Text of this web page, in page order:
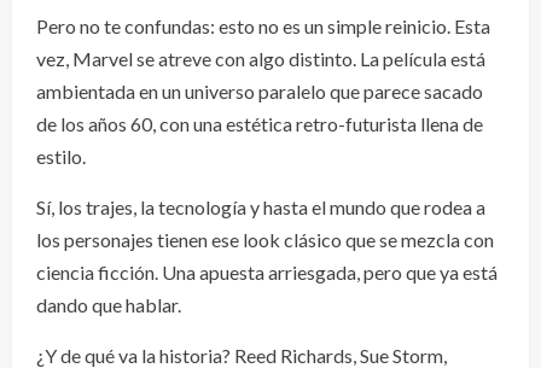
Pero no te confundas: esto no es un simple reinicio. Esta
vez, Marvel se atreve con algo distinto. La película está
ambientada en un universo paralelo que parece sacado
de los años 60, con una estética retro-futurista llena de
estilo.
Sí, los trajes, la tecnología y hasta el mundo que rodea a
los personajes tienen ese look clásico que se mezcla con
ciencia ficción. Una apuesta arriesgada, pero que ya está
dando que hablar.
¿Y de qué va la historia? Reed Richards, Sue Storm,